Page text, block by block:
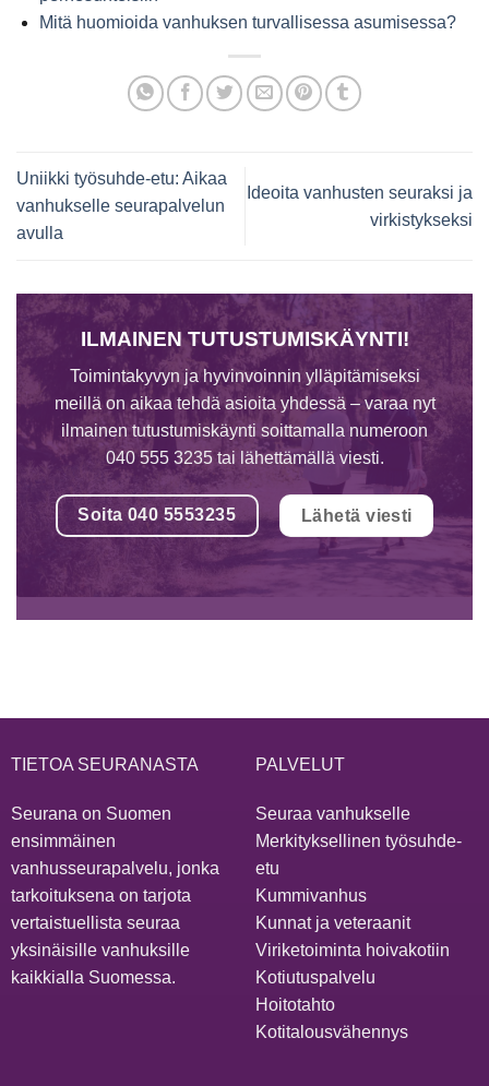
Mitä huomioida vanhuksen turvallisessa asumisessa?
Uniikki työsuhde-etu: Aikaa
vanhukselle seurapalvelun
avulla
Ideoita vanhusten seuraksi ja
virkistykseksi
ILMAINEN TUTUSTUMISKÄYNTI!
Toimintakyvyn ja hyvinvoinnin ylläpitämiseksi
meillä on aikaa tehdä asioita yhdessä – varaa nyt
ilmainen tutustumiskäynti soittamalla numeroon
040 555 3235 tai lähettämällä viesti.
Soita 040 5553235 Lähetä viesti
TIETOA SEURANASTA
Seurana on Suomen
ensimmäinen
vanhusseurapalvelu, jonka
tarkoituksena on tarjota
vertaistuellista seuraa
yksinäisille vanhuksille
kaikkialla Suomessa.
PALVELUT
Seuraa vanhukselle
Merkityksellinen työsuhde-
etu
Kummivanhus
Kunnat ja veteraanit
Viriketoiminta hoivakotiin
Kotiutuspalvelu
Hoitotahto
Kotitalousvähennys